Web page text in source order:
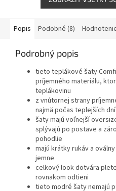
Popis Podobné (8)
Podrobný popis
tieto teplákové šaty
príjemného materiálu,
teplákovinu
z vnútornej strany
najmä počas teplejších dní
šaty majú voľnejší
splývajú po postave a
pohodlie
majú krátky rukáv a
jemne
celkový look dotvára
rovnakom odtieni
tieto modré šaty nemajú